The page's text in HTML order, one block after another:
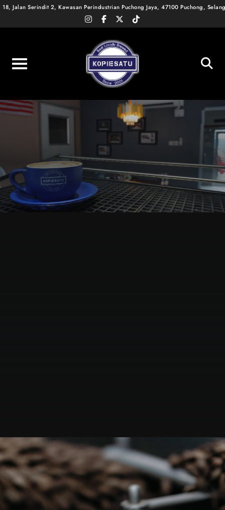
Skip
18, Jalan Serindit 2, Kawasan Perindustrian Puchong Jaya, 47100 Puchong,
instagram
facebook-
f twitter
tiktok